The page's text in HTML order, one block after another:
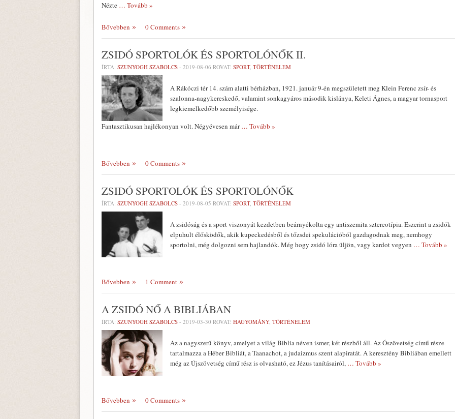
Nézte … Tovább »
Bővebben 0 Comments
ZSIDÓ SPORTOLÓK ÉS SPORTOLÓNŐK II.
ÍRTA: SZUNYOGH SZABOLCS - 2019-08-06 ROVAT: SPORT, TÖRTÉNELEM
A Rákóczi tér 14. szám alatti bérházban, 1921. január 9-én megszületett meg Klein Ferenc zsír- és
szalonna-nagykereskedő, valamint sonkagyáros második kislánya, Keleti Ágnes, a magyar tornasport
legkiemelkedőbb személyisége.
Fantasztikusan hajlékonyan volt. Négyévesen már… Tovább »
Bővebben 0 Comments
ZSIDÓ SPORTOLÓK ÉS SPORTOLÓNŐK
ÍRTA: SZUNYOGH SZABOLCS - 2019-08-05 ROVAT: SPORT, TÖRTÉNELEM
A zsidóság és a sport viszonyát kezdetben beárnyékolta egy antiszemita sztereotípia. Eszerint a zsidók
elpuhult élősködők, akik kupeckedésből és tőzsdei spekulációból gazdagodnak meg, nemhogy
sportolni, még dolgozni sem hajlandók. Még hogy zsidó lóra üljön, vagy kardot vegyen … Tovább »
Bővebben 1 Comment
A ZSIDÓ NŐ A BIBLIÁBAN
ÍRTA: SZUNYOGH SZABOLCS - 2019-03-30 ROVAT: HAGYOMÁNY, TÖRTÉNELEM
Az a nagyszerű könyv, amelyet a világ Biblia néven ismer, két részből áll. Az Ószövetség című része
tartalmazza a Héber Bibliát, a Taanachot, a judaizmus szent alapiratát. A keresztény Bibliában emellett
még az Újszövetség című rész is olvasható, ez Jézus tanításairól, … Tovább »
Bővebben 0 Comments